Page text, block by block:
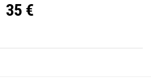
35 €